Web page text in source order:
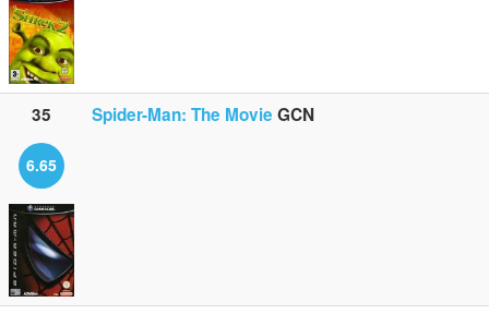
35 Spider-Man: The Movie GCN
6.65